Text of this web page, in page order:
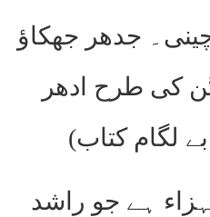
جدھر جھکاؤ
کی طرح ادھر
لگام کتاب)
ہے جو راشد